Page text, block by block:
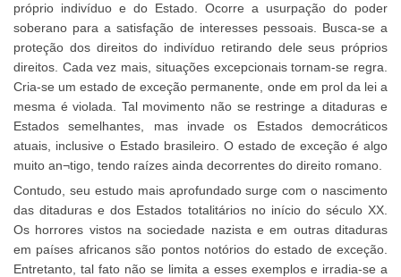
próprio indivíduo e do Estado. Ocorre a usurpação do poder
soberano para a satisfação de interesses pessoais. Busca-se a
proteção dos direitos do indivíduo retirando dele seus próprios
direitos. Cada vez mais, situações excepcionais tornam-se regra.
Cria-se um estado de exceção permanente, onde em prol da lei a
mesma é violada. Tal movimento não se restringe a ditaduras e
Estados semelhantes, mas invade os Estados democráticos
atuais, inclusive o Estado brasileiro. O estado de exceção é algo
muito an¬tigo, tendo raízes ainda decorrentes do direito romano.
Contudo, seu estudo mais aprofundado surge com o nascimento
das ditaduras e dos Estados totalitários no início do século XX.
Os horrores vistos na sociedade nazista e em outras ditaduras
em países africanos são pontos notórios do estado de exceção.
Entretanto, tal fato não se limita a esses exemplos e irradia-se a